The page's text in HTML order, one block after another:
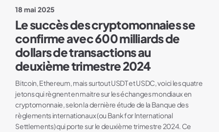
18 mai 2025
Le succès des cryptomonnaies se
confirme avec 600 milliards de
dollars de transactions au
deuxième trimestre 2024
Bitcoin, Ethereum, mais surtout USDT et USDC, voici les quatre
jetons qui règnent en maitre sur les échanges mondiaux en
cryptomonnaie, selon la dernière étude de la Banque des
règlements internationaux (ou Bank for International
Settlements) qui porte sur le deuxième trimestre 2024. Ce